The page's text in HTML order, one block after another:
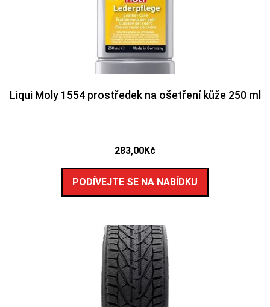
Liqui Moly 1554 prostředek na ošetření kůže 250 ml
283,00Kč
PODÍVEJTE SE NA NABÍDKU